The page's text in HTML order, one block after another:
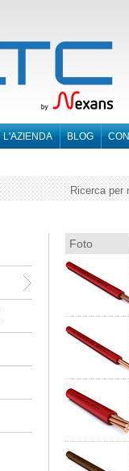
L'AZIENDA BLOG
Ricerca per
Foto